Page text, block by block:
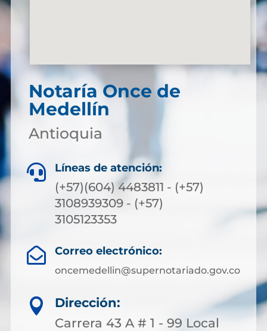
Notaría Once de
Medellín
Antioquia
 Líneas de atención:
(+57)(604) 4483811 - (+57)
3108939309 - (+57)
3105123353
 Correo electrónico:
oncemedellin@supernotariado.gov.co

Dirección:
Carrera 43 A # 1 - 99 Local